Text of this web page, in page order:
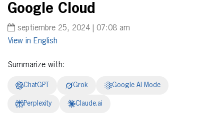
Google Cloud
septiembre 25, 2024 | 07:08 am
English
Summarize with:
ChatGPT Grok Google AI Mode
Perplexity Claude.ai